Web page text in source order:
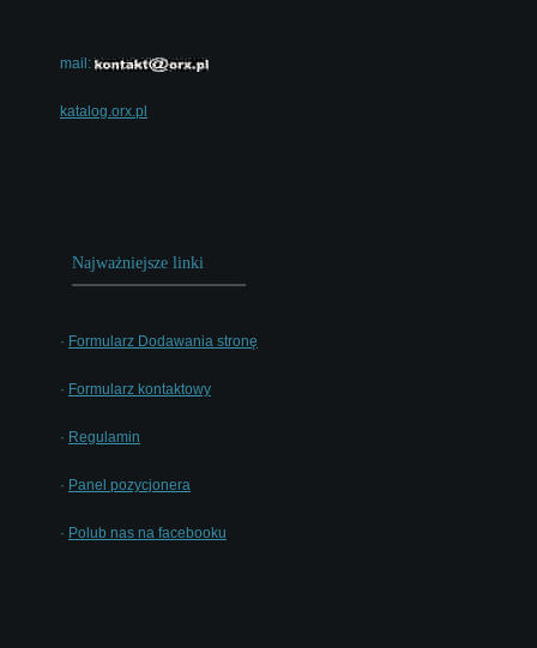
mail:
katalog.orx.pl
Najważniejsze linki
· Formularz Dodawania stronę
· Formularz kontaktowy
· Regulamin
· Panel pozycjonera
· Polub nas na facebooku